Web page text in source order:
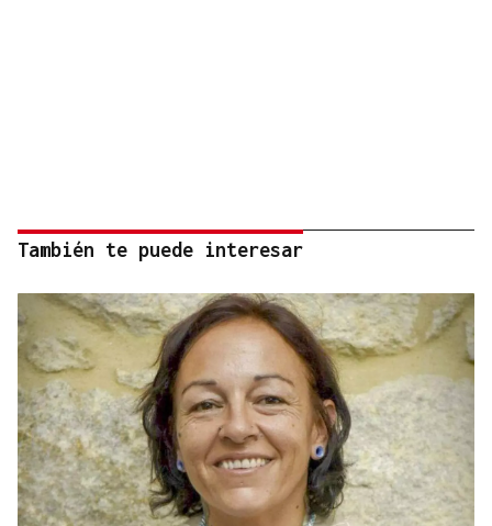
También te puede interesar